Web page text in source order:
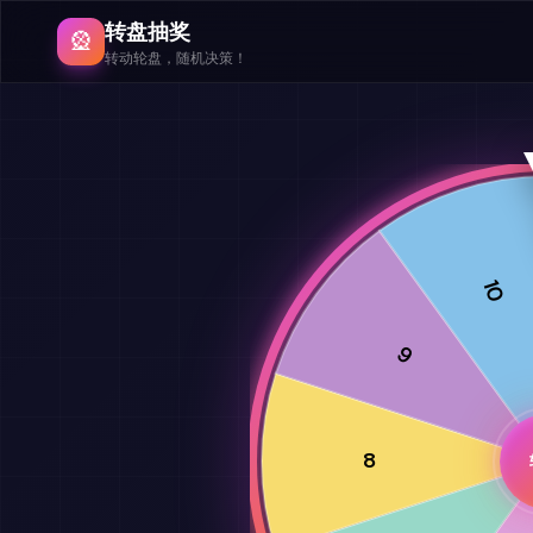
🎡 转盘抽奖
转动轮盘，随机决策！
8
9
10